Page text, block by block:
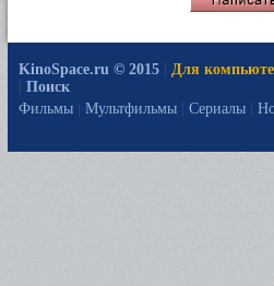
KinoSpace.ru © 2015 Для
Поиск
Фильмы
Мультфильмы Сериалы